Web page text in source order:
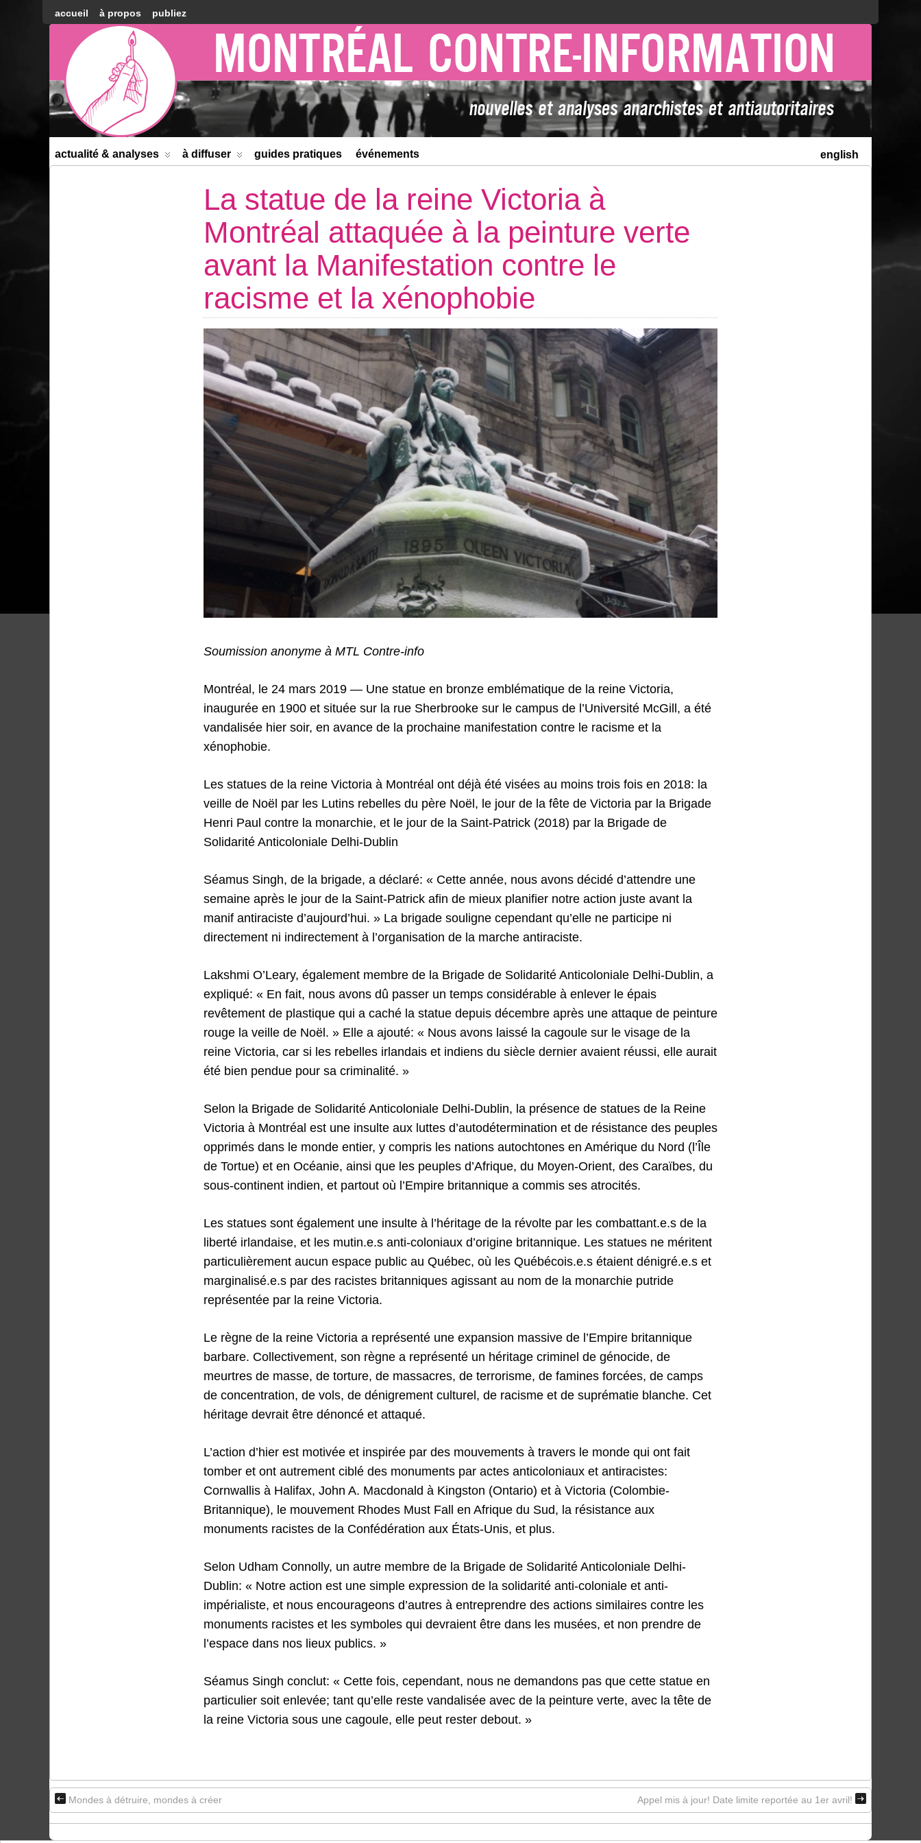
accueil à propos publiez
Montréal
Counter-
information
english
actualité & analyses à diffuser guides pratiques événements
La statue de la reine Victoria à
Montréal attaquée à la peinture verte
avant la Manifestation contre le
racisme et la xénophobie
Soumission anonyme à MTL Contre-info
Montréal, le 24 mars 2019 — Une statue en bronze emblématique de la reine Victoria,
inaugurée en 1900 et située sur la rue Sherbrooke sur le campus de l’Université McGill, a été
vandalisée hier soir, en avance de la prochaine manifestation contre le racisme et la
xénophobie.
Les statues de la reine Victoria à Montréal ont déjà été visées au moins trois fois en 2018: la
veille de Noël par les Lutins rebelles du père Noël, le jour de la fête de Victoria par la Brigade
Henri Paul contre la monarchie, et le jour de la Saint-Patrick (2018) par la Brigade de
Solidarité Anticoloniale Delhi-Dublin
Séamus Singh, de la brigade, a déclaré: « Cette année, nous avons décidé d’attendre une
semaine après le jour de la Saint-Patrick afin de mieux planifier notre action juste avant la
manif antiraciste d’aujourd’hui. » La brigade souligne cependant qu’elle ne participe ni
directement ni indirectement à l’organisation de la marche antiraciste.
Lakshmi O’Leary, également membre de la Brigade de Solidarité Anticoloniale Delhi-Dublin, a
expliqué: « En fait, nous avons dû passer un temps considérable à enlever le épais
revêtement de plastique qui a caché la statue depuis décembre après une attaque de peinture
rouge la veille de Noël. » Elle a ajouté: « Nous avons laissé la cagoule sur le visage de la
reine Victoria, car si les rebelles irlandais et indiens du siècle dernier avaient réussi, elle aurait
été bien pendue pour sa criminalité. »
Selon la Brigade de Solidarité Anticoloniale Delhi-Dublin, la présence de statues de la Reine
Victoria à Montréal est une insulte aux luttes d’autodétermination et de résistance des peuples
opprimés dans le monde entier, y compris les nations autochtones en Amérique du Nord (l’Île
de Tortue) et en Océanie, ainsi que les peuples d’Afrique, du Moyen-Orient, des Caraïbes, du
sous-continent indien, et partout où l’Empire britannique a commis ses atrocités.
Les statues sont également une insulte à l’héritage de la révolte par les combattant.e.s de la
liberté irlandaise, et les mutin.e.s anti-coloniaux d’origine britannique. Les statues ne méritent
particulièrement aucun espace public au Québec, où les Québécois.e.s étaient dénigré.e.s et
marginalisé.e.s par des racistes britanniques agissant au nom de la monarchie putride
représentée par la reine Victoria.
Le règne de la reine Victoria a représenté une expansion massive de l’Empire britannique
barbare. Collectivement, son règne a représenté un héritage criminel de génocide, de
meurtres de masse, de torture, de massacres, de terrorisme, de famines forcées, de camps
de concentration, de vols, de dénigrement culturel, de racisme et de suprématie blanche. Cet
héritage devrait être dénoncé et attaqué.
L’action d’hier est motivée et inspirée par des mouvements à travers le monde qui ont fait
tomber et ont autrement ciblé des monuments par actes anticoloniaux et antiracistes:
Cornwallis à Halifax, John A. Macdonald à Kingston (Ontario) et à Victoria (Colombie-
Britannique), le mouvement Rhodes Must Fall en Afrique du Sud, la résistance aux
monuments racistes de la Confédération aux États-Unis, et plus.
Selon Udham Connolly, un autre membre de la Brigade de Solidarité Anticoloniale Delhi-
Dublin: « Notre action est une simple expression de la solidarité anti-coloniale et anti-
impérialiste, et nous encourageons d’autres à entreprendre des actions similaires contre les
monuments racistes et les symboles qui devraient être dans les musées, et non prendre de
l’espace dans nos lieux publics. »
Séamus Singh conclut: « Cette fois, cependant, nous ne demandons pas que cette statue en
particulier soit enlevée; tant qu’elle reste vandalisée avec de la peinture verte, avec la tête de
la reine Victoria sous une cagoule, elle peut rester debout. »
Mondes à détruire, mondes à créer Appel mis à jour! Date limite reportée au 1er avril!